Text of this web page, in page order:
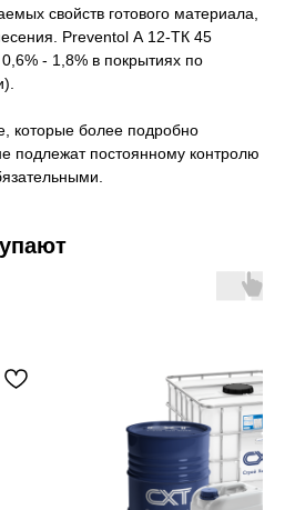
свойств готового материала,
Preventol А 12-ТК 45
- 1,8% в покрытиях по
которые более подробно
подлежат постоянному контролю